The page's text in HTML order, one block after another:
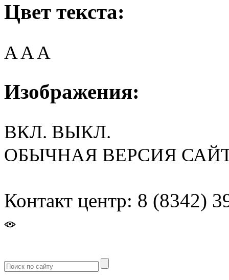
Цвет текста:
AAA
Изображения:
ВКЛ. ВЫКЛ.
ОБЫЧНАЯ ВЕРСИЯ
Контакт центр: 8 (8342)